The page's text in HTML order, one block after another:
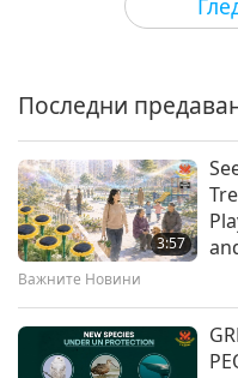
26:58
живот
живот
Последни
3:57
Важните Новини